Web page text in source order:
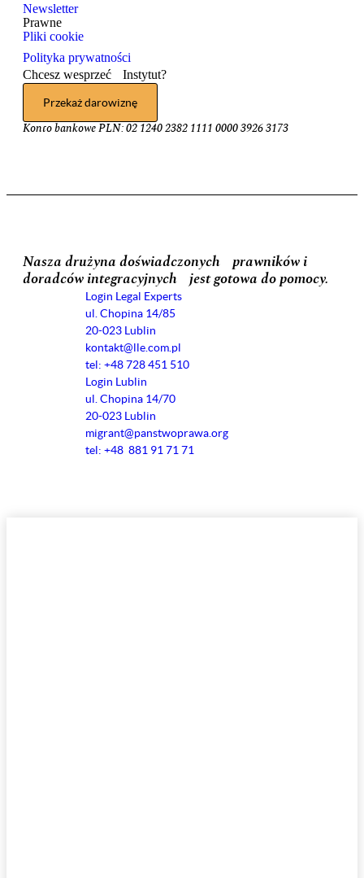
Newsletter
Prawne
Pliki cookie
Polityka prywatności
Chcesz wesprzeć Instytut?
Przekaż darowiznę
Konto bankowe PLN: 02 1240 2382 1111 0000 3926 3173
Nasza drużyna doświadczonych prawników i
doradców integracyjnych jest gotowa do pomocy.
Login Legal Experts
ul. Chopina 14/85
20-023 Lublin
kontakt@lle.com.pl
tel: +48 728 451 510
Login Lublin
ul. Chopina 14/70
20-023 Lublin
migrant@panstwoprawa.org
tel: +48 881 91 71 71